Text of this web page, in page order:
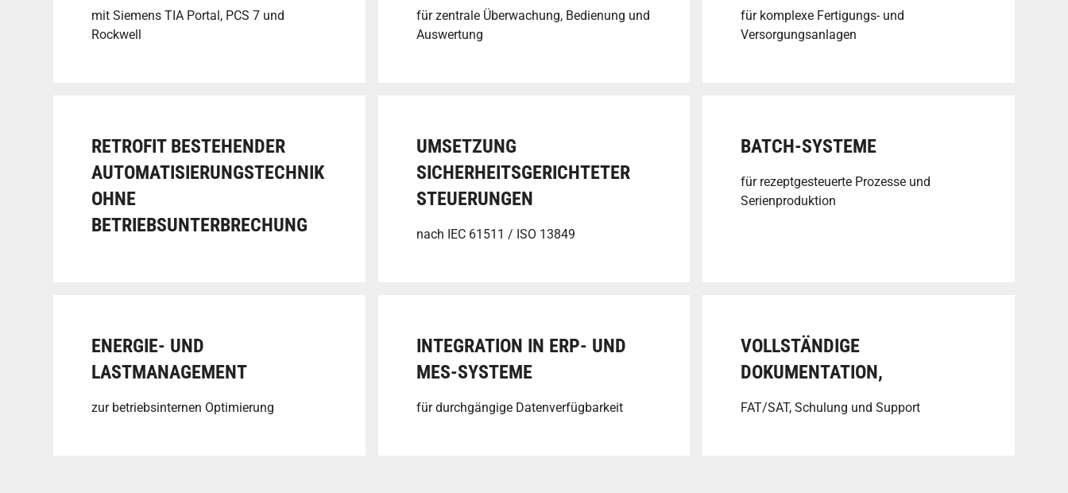
mit Siemens TIA Portal, PCS 7 und
Rockwell
für zentrale Überwachung, Bedienung und
Auswertung
für komplexe Fertigungs- und
Versorgungsanlagen
RETROFIT BESTEHENDER
AUTOMATISIERUNGSTECHNIK
OHNE
BETRIEBSUNTERBRECHUNG
UMSETZUNG
SICHERHEITSGERICHTETER
STEUERUNGEN
nach IEC 61511 / ISO 13849
BATCH-SYSTEME
für rezeptgesteuerte Prozesse und
Serienproduktion
ENERGIE- UND
LASTMANAGEMENT
zur betriebsinternen Optimierung
INTEGRATION IN ERP- UND
MES-SYSTEME
für durchgängige Datenverfügbarkeit
VOLLSTÄNDIGE
DOKUMENTATION,
FAT/SAT, Schulung und Support